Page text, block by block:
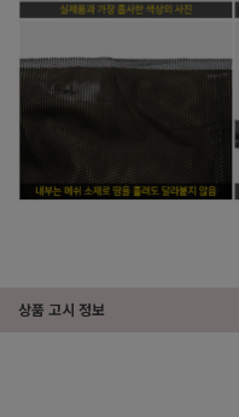
상품 고시 정보